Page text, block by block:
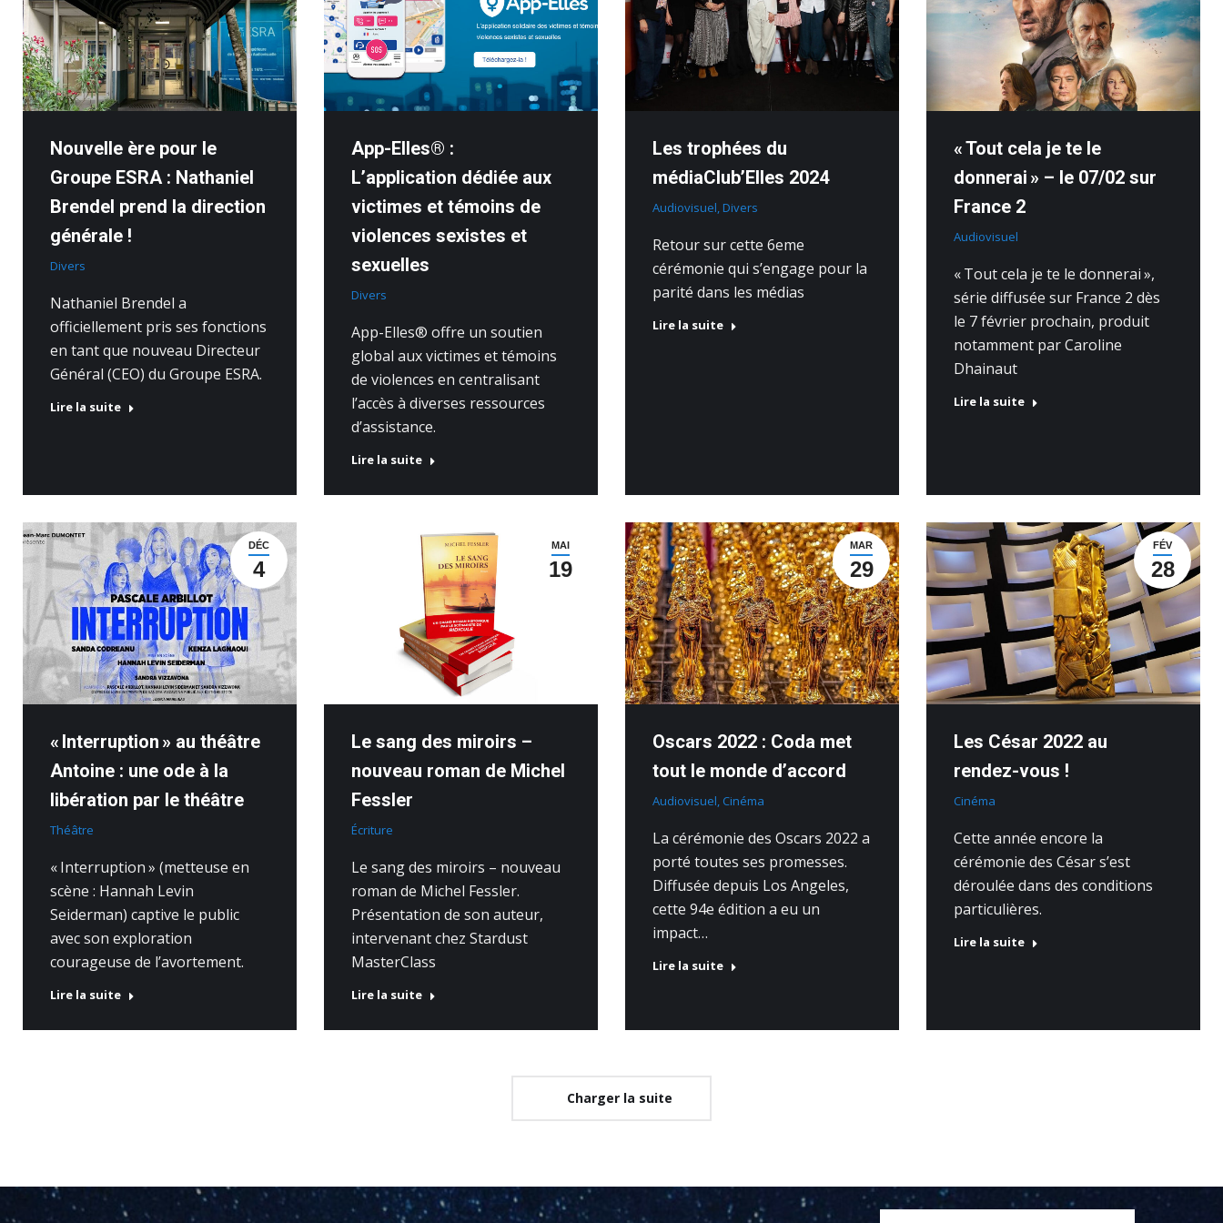
Nouvelle ère pour le
Groupe ESRA : Nathaniel
Brendel prend la direction
générale !
Divers
Nathaniel Brendel a
officiellement pris ses fonctions
en tant que nouveau Directeur
Général (CEO) du Groupe ESRA.
Lire la suite
App-Elles® :
L’application dédiée aux
victimes et témoins de
violences sexistes et
sexuelles
Divers
App-Elles® offre un soutien
global aux victimes et témoins
de violences en centralisant
l’accès à diverses ressources
d’assistance.
Lire la suite
Les trophées du
médiaClub’Elles 2024
Audiovisuel,Divers
Retour sur cette 6eme
cérémonie qui s’engage pour la
parité dans les médias
Lire la suite
« Tout cela je te le
donnerai » – le 07/02 sur
France 2
Audiovisuel
« Tout cela je te le donnerai »,
série diffusée sur France 2 dès
le 7 février prochain, produit
notamment par Caroline
Dhainaut
Lire la suite
DÉC
4
« Interruption » au théâtre
Antoine : une ode à la
libération par le théâtre
Théâtre
« Interruption » (metteuse en
scène : Hannah Levin
Seiderman) captive le public
avec son exploration
courageuse de l’avortement.
Lire la suite
MAI
19
Le sang des miroirs –
nouveau roman de Michel
Fessler
Écriture
Le sang des miroirs – nouveau
roman de Michel Fessler.
Présentation de son auteur,
intervenant chez Stardust
MasterClass
Lire la suite
MAR
29
Oscars 2022 : Coda met
tout le monde d’accord
Audiovisuel, Cinéma
La cérémonie des Oscars 2022 a
porté toutes ses promesses.
Diffusée depuis Los Angeles,
cette 94e édition a eu un
impact…
Lire la suite
FÉV
28
Les César 2022 au
rendez-vous !
Cinéma
Cette année encore la
cérémonie des César s’est
déroulée dans des conditions
particulières.
Lire la suite
Charger la suite